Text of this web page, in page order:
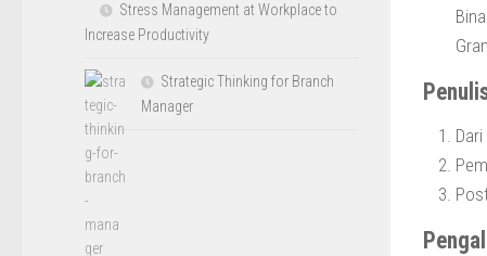
Stress Management at Workplace to
Increase Productivity
Strategic Thinking for Branch
Manager